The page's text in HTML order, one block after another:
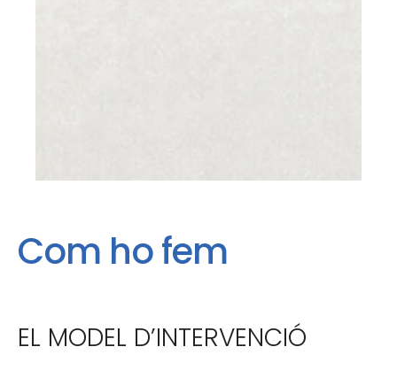
Com hofem
EL MODEL D’INTERVENCIÓ